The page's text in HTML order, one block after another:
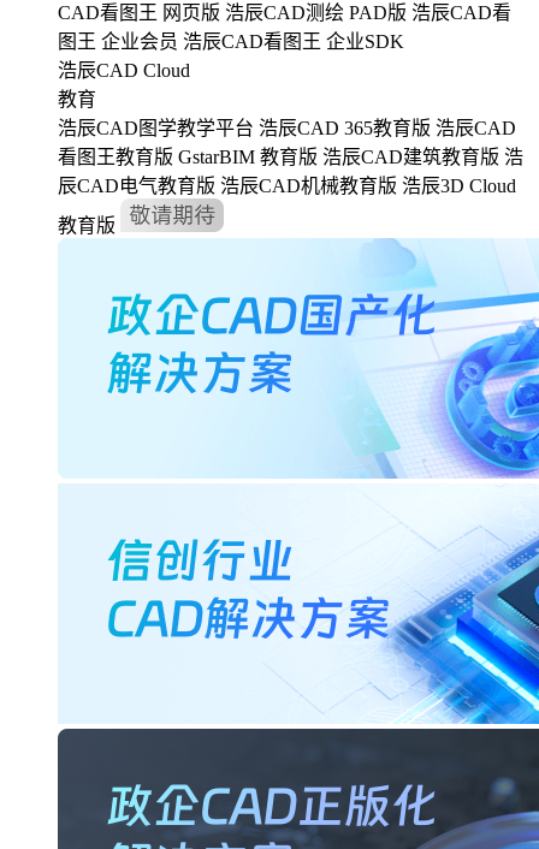
CAD看图王 网页版 浩辰CAD测绘 PAD版 浩辰CAD看
图王 企业会员 浩辰CAD看图王 企业SDK
浩辰CAD Cloud
教育
浩辰CAD图学教学平台 浩辰CAD 365教育版 浩辰CAD
看图王教育版 GstarBIM 教育版 浩辰CAD建筑教育版 浩
辰CAD电气教育版 浩辰CAD机械教育版 浩辰3D Cloud
教育版